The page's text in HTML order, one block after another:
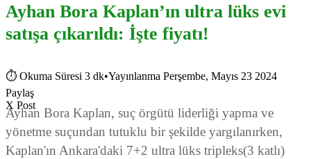
Ayhan Bora Kaplan’ın ultra lüks evi
satışa çıkarıldı: İşte fiyatı!
⏱ Okuma Süresi 3 dk•Yayınlanma Perşembe, Mayıs 23 2024
Paylaş
X Post
Ayhan Bora Kaplan, suç örgütü liderliği yapma ve
yönetme suçundan tutuklu bir şekilde yargılanırken,
Kaplan'ın Ankara'daki 7+2 ultra lüks tripleks(3 katlı)